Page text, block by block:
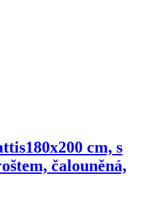
180x200 cm, s
čalouněná,